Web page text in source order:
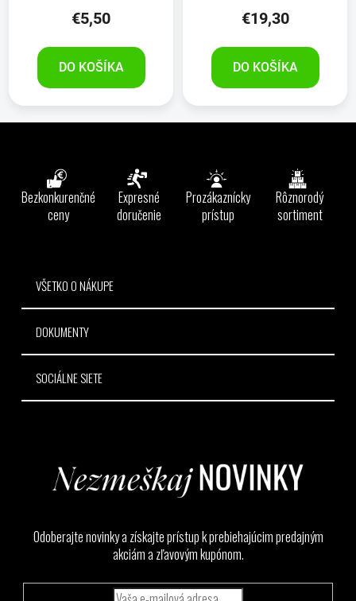
€5,50
DO KOŠÍKA
€19,30
DO KOŠÍKA
Bezkonkurenčné
ceny
Expresné
doručenie
Prozákaznícky
prístup
Rôznorodý
sortiment
VŠETKO O NÁKUPE
DOKUMENTY
SOCIÁLNE SIETE
Odoberajte novinky a získajte prístup k prebiehajúcim predajným
akciám a zľavovým kupónom.